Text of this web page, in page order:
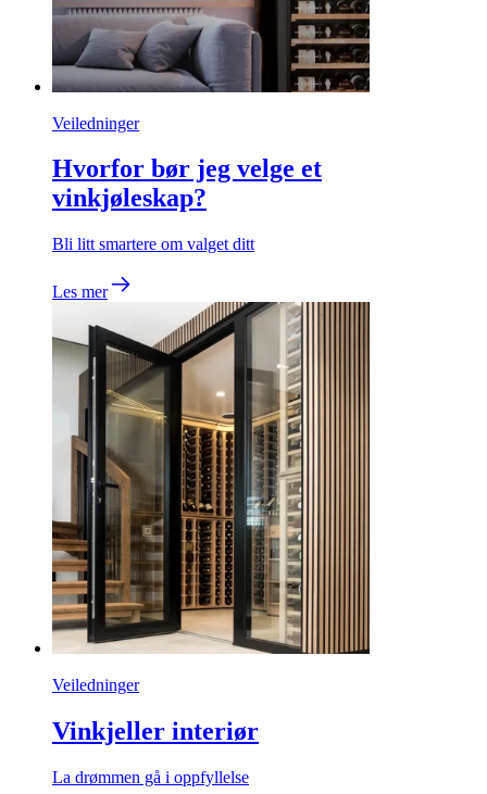
Veiledninger
Hvorfor bør jeg velge et
vinkjøleskap?
Bli litt smartere om valget ditt
Les mer
Veiledninger
Vinkjeller interiør
La drømmen gå i oppfyllelse